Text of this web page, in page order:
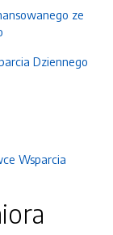
ze
Dziennego
Wsparcia